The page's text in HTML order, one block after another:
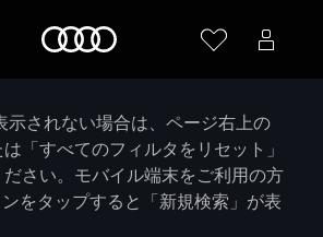
されない場合は、ページ右上の
は「すべてのフィルタをリセット」
さい。モバイル端末をご利用の方
をタップすると「新規検索」が表